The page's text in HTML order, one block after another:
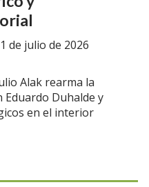
de julio de 2026
Alak rearma la
Eduardo Duhalde y
en el interior